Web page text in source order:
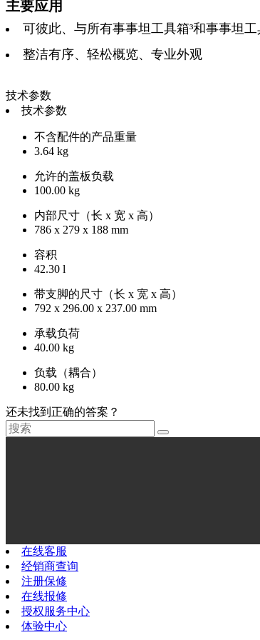
主要应用
可彼此、与所有事事坦工具箱³和事事坦
整洁有序、轻松概览、专业外观
技术参数
技术参数
不含配件的产品重量
3.64 kg
允许的盖板负载
100.00 kg
内部尺寸（长 x 宽 x 高）
786 x 279 x 188 mm
容积
42.30 l
带支脚的尺寸（长 x 宽 x 高）
792 x 296.00 x 237.00 mm
承载负荷
40.00 kg
负载（耦合）
80.00 kg
还未找到正确的答案？
在线客服
经销商查询
注册保修
在线报修
授权服务中心
体验中心